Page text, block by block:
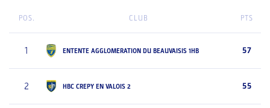
POS. CLUB PTS
1 ENTENTE AGGLOMERATION DU BEAUVAISIS 1HB 57
2 HBC CREPY EN VALOIS 2 55